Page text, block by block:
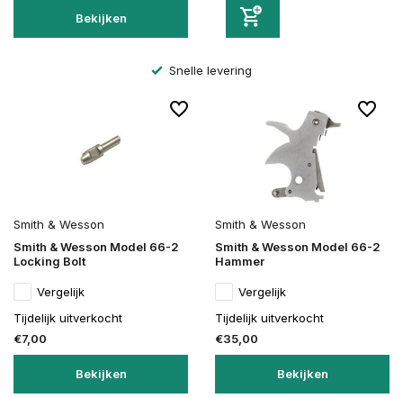
Bekijken
Altijd veilig bestellen en betalen
Smith & Wesson
Smith & Wesson Model 66-2
Locking Bolt
Vergelijk
Tijdelijk uitverkocht
€7,00
Bekijken
Smith & Wesson
Smith & Wesson Model 66-2
Hammer
Vergelijk
Tijdelijk uitverkocht
€35,00
Bekijken